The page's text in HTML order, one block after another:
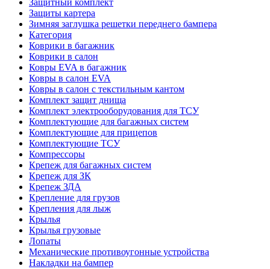
Защитный комплект
Защиты картера
Зимняя заглушка решетки переднего бампера
Категория
Коврики в багажник
Коврики в салон
Ковры EVA в багажник
Ковры в салон EVA
Ковры в салон с текстильным кантом
Комплект защит днища
Комплект электрооборудования для ТСУ
Комплектующие для багажных систем
Комплектующие для прицепов
Комплектующие ТСУ
Компрессоры
Крепеж для багажных систем
Крепеж для ЗК
Крепеж ЗДА
Крепление для грузов
Крепления для лыж
Крылья
Крылья грузовые
Лопаты
Механические противоугонные устройства
Накладки на бампер